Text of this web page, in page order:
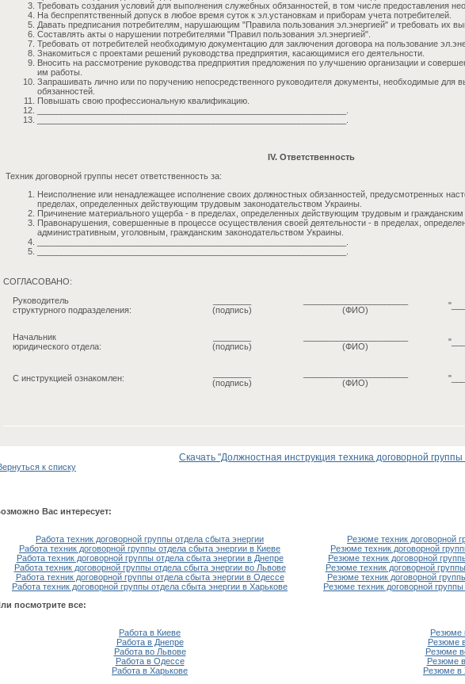
Требовать создания условий для выполнения служебных обязанностей, в том числе предоставления
На беспрепятственный допуск в любое время суток к эл.установкам и приборам учета потребителей.
Давать предписания потребителям, нарушающим "Правила пользования эл.энергией" и требовать их
Составлять акты о нарушении потребителями "Правил пользования эл.энергией".
Требовать от потребителей необходимую документацию для заключения договора на пользование
Знакомиться с проектами решений руководства предприятия, касающимися его деятельности.
Вносить на рассмотрение руководства предприятия предложения по улучшению организации и
им работы.
Запрашивать лично или по поручению непосредственного руководителя документы, необходимые для
обязанностей.
Повышать свою профессиональную квалификацию.
IV. Ответственность
Техник договорной группы несет ответственность за:
Неисполнение или ненадлежащее исполнение своих должностных обязанностей, предусмотренных
пределах, определенных действующим трудовым законодательством Украины.
Причинение материального ущерба - в пределах, определенных действующим трудовым и гражданским
Правонарушения, совершенные в процессе осуществления своей деятельности - в пределах,
административным, уголовным, гражданским законодательством Украины.
СОГЛАСОВАНО:
Руководитель
структурного подразделения:
(подпись)
(ФИО)
Начальник
юридического отдела:
(подпись)
(ФИО)
С инструкцией ознакомлен:
(подпись)
(ФИО)
к списку
Скачать "Должностная инструкция техника договорной
Вас интересует:
Работа техник договорной группы отдела сбыта энергии
Резюме техник договорной
Работа техник договорной группы отдела сбыта энергии в Киеве
Резюме техник договорной
Работа техник договорной группы отдела сбыта энергии в Днепре
Резюме техник договорной
Работа техник договорной группы отдела сбыта энергии во Львове
Резюме техник договорной
Работа техник договорной группы отдела сбыта энергии в Одессе
Резюме техник договорной
Работа техник договорной группы отдела сбыта энергии в Харькове
Резюме техник договорной
посмотрите все:
Работа в Киеве
Резюме
Работа в Днепре
Резюме
Работа во Львове
Резюме
Работа в Одессе
Резюме
Работа в Харькове
Резюме в